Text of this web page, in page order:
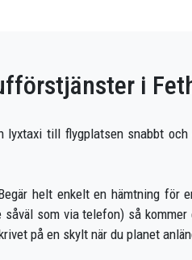
i
lyxtaxi till flygplatsen snabbt
helt enkelt en hämtning för
som via telefon) så
på en skylt när du planet